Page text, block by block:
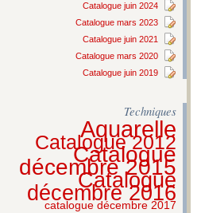
Catalogue juin 2024
Catalogue mars 2023
Catalogue juin 2021
Catalogue mars 2020
Catalogue juin 2019
Techniques
Aquarelle
Catalogue 2012
Catalogue
décembre 2015
Catalogue
décembre 2016
catalogue décembre 2017